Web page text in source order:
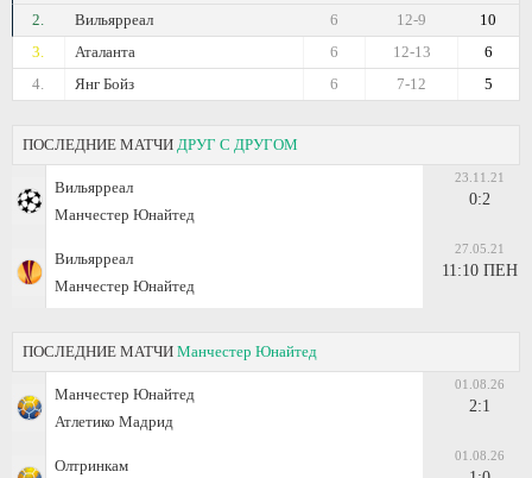
2. Вильярреал 10
12-9
6
3.
Аталанта 6
12-13
6
4.
Янг Бойз 5
7-12
6
ПОСЛЕДНИЕ МАТЧИ ДРУГ С ДРУГОМ
Вильярреал
Манчестер Юнайтед
23.11.21
0:2
Вильярреал
Манчестер Юнайтед
27.05.21
11:10 ПЕН
ПОСЛЕДНИЕ МАТЧИ Манчестер Юнайтед
Манчестер Юнайтед
Атлетико Мадрид
01.08.26
2:1
Олтринкам
01.08.26